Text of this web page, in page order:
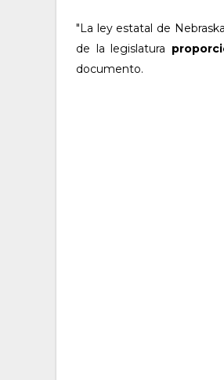
"La ley estatal de
de la legislatura
documento.